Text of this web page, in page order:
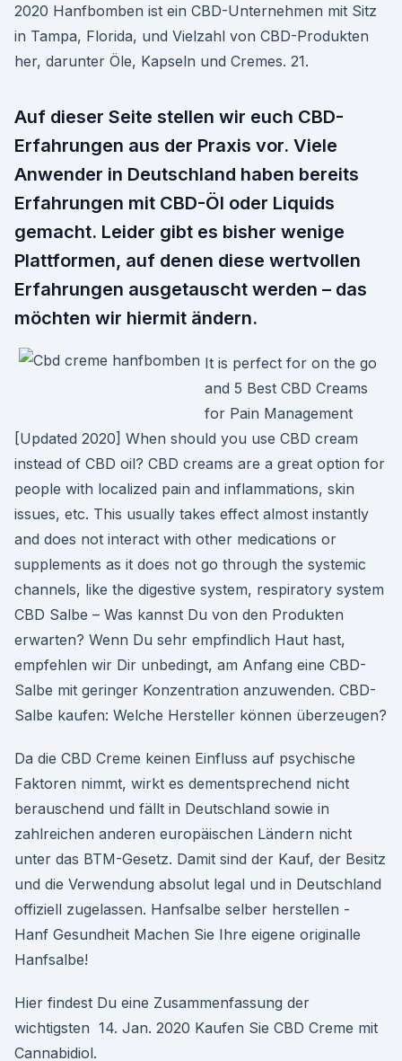
2020 Hanfbomben ist ein CBD-Unternehmen mit Sitz
in Tampa, Florida, und Vielzahl von CBD-Produkten
her, darunter Öle, Kapseln und Cremes. 21.
Auf dieser Seite stellen wir euch CBD-
Erfahrungen aus der Praxis vor. Viele
Anwender in Deutschland haben bereits
Erfahrungen mit CBD-Öl oder Liquids
gemacht. Leider gibt es bisher wenige
Plattformen, auf denen diese wertvollen
Erfahrungen ausgetauscht werden – das
möchten wir hiermit ändern.
It is perfect for on the go
and 5 Best CBD Creams
for Pain Management
[Updated 2020] When should you use CBD cream
instead of CBD oil? CBD creams are a great option for
people with localized pain and inflammations, skin
issues, etc. This usually takes effect almost instantly
and does not interact with other medications or
supplements as it does not go through the systemic
channels, like the digestive system, respiratory system
CBD Salbe – Was kannst Du von den Produkten
erwarten? Wenn Du sehr empfindlich Haut hast,
empfehlen wir Dir unbedingt, am Anfang eine CBD-
Salbe mit geringer Konzentration anzuwenden. CBD-
Salbe kaufen: Welche Hersteller können überzeugen?
Da die CBD Creme keinen Einfluss auf psychische
Faktoren nimmt, wirkt es dementsprechend nicht
berauschend und fällt in Deutschland sowie in
zahlreichen anderen europäischen Ländern nicht
unter das BTM-Gesetz. Damit sind der Kauf, der Besitz
und die Verwendung absolut legal und in Deutschland
offiziell zugelassen. Hanfsalbe selber herstellen -
Hanf Gesundheit Machen Sie Ihre eigene originalle
Hanfsalbe!
Hier findest Du eine Zusammenfassung der
wichtigsten 14. Jan. 2020 Kaufen Sie CBD Creme mit
Cannabidiol.